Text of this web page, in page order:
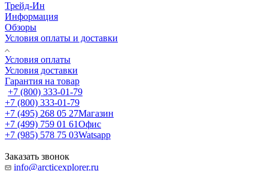
Трейд-Ин
Информация
Обзоры
Условия оплаты и доставки
Условия оплаты
Условия доставки
Гарантия на товар
+7 (800) 333-01-79
+7 (800) 333-01-79
+7 (495) 268 05 27Магазин
+7 (499) 759 01 61Офис
+7 (985) 578 75 03Watsapp
Заказать звонок
info@arcticexplorer.ru